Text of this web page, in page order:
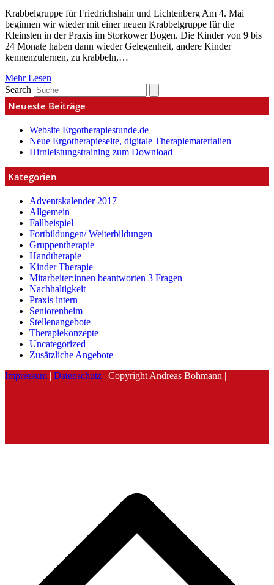
Krabbelgruppe für Friedrichshain und Lichtenberg Am 4. Mai
beginnen wir wieder mit einer neuen Krabbelgruppe für die
Kleinsten in der Praxis im Storkower Bogen. Die Kinder von 9 bis
24 Monate haben dann wieder Gelegenheit, andere Kinder
kennenzulernen, zu krabbeln,…
Mehr Lesen
Search
Neueste Beiträge
Website Ergotherapiestunde.de
Neue Ergotherapieseite, digitale Therapiematerialien
Hirnleistungstraining zum Download
Kategorien
Adventskalender 2017
Allgemein
Fallbeispiel
Fortbildungen/ Weiterbildungen
Gruppentherapie
Handtherapie
Kinder Therapie
Mitarbeiter:innen beantworten 3 Fragen
Nachhaltigkeit
Praxis intern
Seniorenheim
Stellenangebote
Therapiekonzepte
Uncategorized
Zusätzliche Angebote
Impressum | Datenschutz | Copyright Andreas Bohmann |